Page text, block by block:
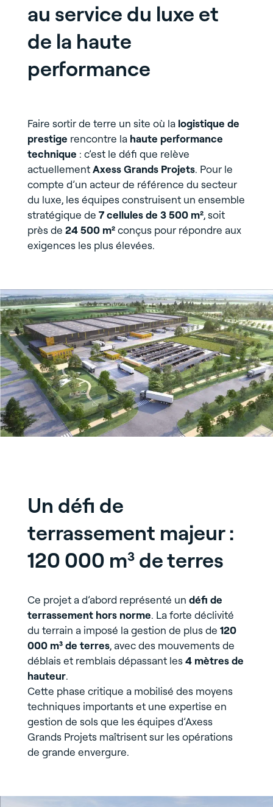
au service du luxe et
de la haute
performance
Faire sortir de terre un site où la logistique de
prestige rencontre la haute performance
technique : c’est le défi que relève
actuellementAxess Grands Projets. Pour le
compte d’un acteur de référence du secteur
du luxe, les équipes construisent un ensemble
stratégique de 7 cellules de 3 500 m², soit
près de 24 500 m²conçus pour répondre aux
exigences les plus élevées.
Un défi de
terrassement majeur :
120 000 m³ de terres
Ce projet a d’abord représenté un défi de
terrassement hors norme. La forte déclivité
du terrain a imposé la gestion de plus de 120
000 m³ de terres, avec des mouvements de
déblais et remblais dépassant les4 mètres de
hauteur.
Cette phase critique a mobilisé des moyens
techniques importants et une expertise en
gestion de sols que les équipes d’Axess
Grands Projets maîtrisent sur les opérations
de grande envergure.